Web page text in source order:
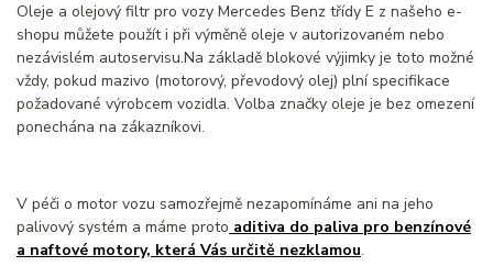
Oleje a olejový filtr pro vozy Mercedes Benz třídy E z našeho e-
shopu můžete použít i při výměně oleje v autorizovaném nebo
nezávislém autoservisu.Na základě blokové výjimky je toto možné
vždy, pokud mazivo (motorový, převodový olej) plní specifikace
požadované výrobcem vozidla. Volba značky oleje je bez omezení
ponechána na zákazníkovi.
V péči o motor vozu samozřejmě nezapomínáme ani na jeho
palivový systém a máme proto aditiva do paliva pro benzínové
a naftové motory, která Vás určitě nezklamou.